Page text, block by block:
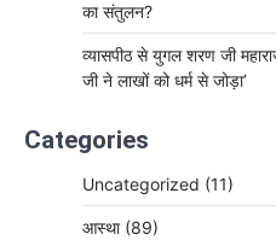
का संतुलन?
व्यासपीठ से युगल शरण जी
जी ने लाखों को धर्म से जोड़ा’
Categories
Uncategorized (11)
आस्था (89)